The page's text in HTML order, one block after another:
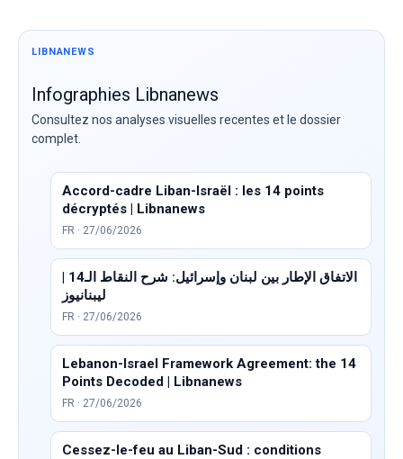
LIBNANEWS
Infographies Libnanews
Consultez nos analyses visuelles recentes et le dossier
complet.
Accord-cadre Liban-Israël : les 14 points
décryptés | Libnanews
FR · 27/06/2026
الاتفاق الإطار بين لبنان وإسرائيل: شرح النقاط الـ14 |
ليبنانيوز
FR · 27/06/2026
Lebanon-Israel Framework Agreement: the 14
Points Decoded | Libnanews
FR · 27/06/2026
Cessez-le-feu au Liban-Sud : conditions